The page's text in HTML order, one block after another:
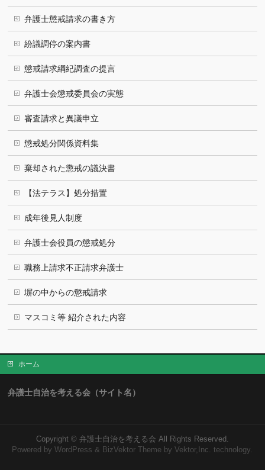
弁護士懲戒請求の書き方
紛議調停の案内書
懲戒請求綱紀調査の提言
弁護士会懲戒委員会の実態
審査請求と異議申立
懲戒処分関係資料集
棄却された懲戒の議決書
【法テラス】処分措置
成年後見人制度
弁護士会役員の懲戒処分
職務上請求不正請求弁護士
塀の中からの懲戒請求
マスコミ等 紹介された内容
ホーム
弁護士自治を考える会（サイト名）
Copyright © 弁護士自治を考える会 All Rights Reserved.
Powered byWordPress & BizVektor Theme by Vektor,Inc. technology.